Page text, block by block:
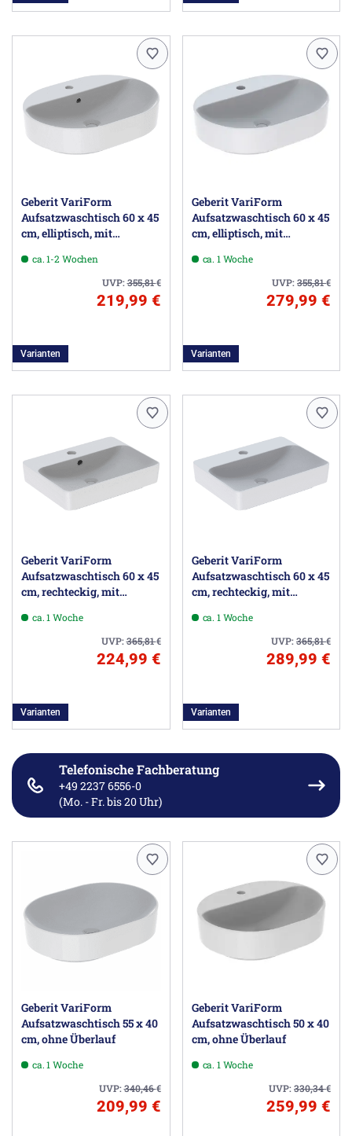
Geberit VariForm
Aufsatzwaschtisch 60 x 45
cm, elliptisch, mit
ca. 1-2 Wochen
UVP:355,81€
219,99 €
Varianten
Geberit VariForm
Aufsatzwaschtisch 60 x 45
cm, elliptisch, mit
ca. 1 Woche
UVP:355,81€
279,99 €
Varianten
Geberit VariForm
Aufsatzwaschtisch 60 x 45
cm, rechteckig, mit
ca. 1 Woche
UVP:365,81€
224,99 €
Varianten
Geberit VariForm
Aufsatzwaschtisch 60 x 45
cm, rechteckig, mit
ca. 1 Woche
UVP:365,81€
289,99 €
Varianten
Telefonische Fachberatung
+49 2237 6556-0
(Mo. - Fr. bis 20 Uhr)
Geberit VariForm
Aufsatzwaschtisch 55 x 40
cm, ohne Überlauf
ca. 1 Woche
UVP:340,46€
209,99 €
Geberit VariForm
Aufsatzwaschtisch 50 x 40
cm, ohne Überlauf
ca. 1 Woche
UVP:330,34€
259,99 €